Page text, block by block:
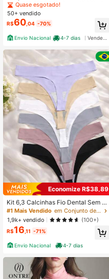
ampa de Folhas, Top de Gola Redon
da com Manga Longa e Shorts de C
intura Alta, Perfeito
Quase esgotado!
50+ vendido
R$60 ,04 -70%
Envio Nacional 4-7 dias
Economize R$38,89
Kit 6,3 Calcinhas Fio Dental Sem C
ostura Feminina Corte a Laser Não
Marca Na Roupa Confortável -Core
s variadas
#1 Mais Vendido
em Conjunto de 6 peças Cuecas femininas
1,9k+ vendido
(100+)
R$16 ,11 -71%
Envio Nacional 4-7 dias